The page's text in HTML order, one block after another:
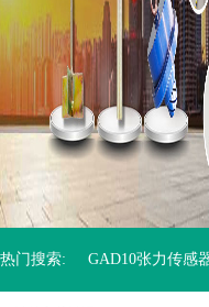
热门搜索: GAD10张力传感